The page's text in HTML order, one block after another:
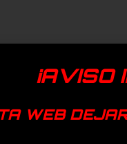
¡AVISO
WEB